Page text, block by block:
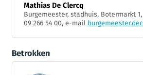
Mathias De Clercq
Burgemeester, stadhuis, Botermarkt
09 266 54 00, e-mail
Betrokken